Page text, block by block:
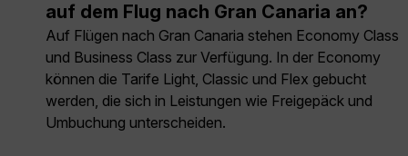
auf dem Flug nach Gran Canaria an?
Auf Flügen nach Gran Canaria stehen Economy Class
und Business Class zur Verfügung. In der Economy
können die Tarife Light, Classic und Flex gebucht
werden, die sich in Leistungen wie Freigepäck und
Umbuchung unterscheiden.